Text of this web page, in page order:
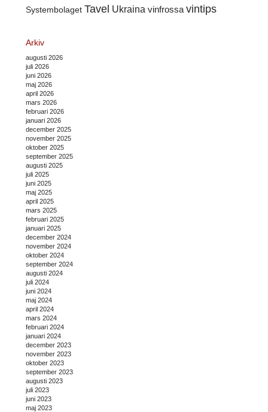
Systembolaget Tavel Ukraina vinfrossa vintips
Arkiv
augusti 2026
juli 2026
juni 2026
maj 2026
april 2026
mars 2026
februari 2026
januari 2026
december 2025
november 2025
oktober 2025
september 2025
augusti 2025
juli 2025
juni 2025
maj 2025
april 2025
mars 2025
februari 2025
januari 2025
december 2024
november 2024
oktober 2024
september 2024
augusti 2024
juli 2024
juni 2024
maj 2024
april 2024
mars 2024
februari 2024
januari 2024
december 2023
november 2023
oktober 2023
september 2023
augusti 2023
juli 2023
juni 2023
maj 2023